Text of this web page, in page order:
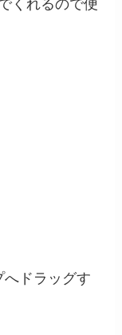
くれるので便
へドラッグす